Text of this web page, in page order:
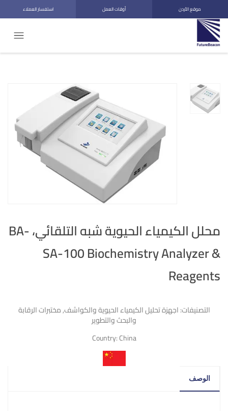
موقع الأردن أوقات العمل استفسار العملاء
محلل الكيمياء الحيوية شبه التلقائي، BA-
SA-100 Biochemistry Analyzer &
Reagents
التصنيفات:اجهزة تحليل الكيمياء الحيوية والكواشف,مختبرات الرقابة
والبحث والتطوير
Country:China
الوصف